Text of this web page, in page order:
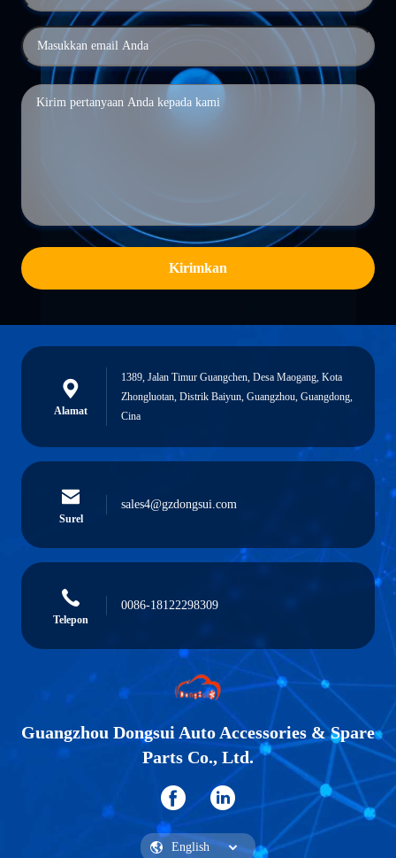
Kirimkan
Alamat
1389, Jalan Timur Guangchen, Desa Maogang, Kota
Zhongluotan, Distrik Baiyun, Guangzhou, Guangdong,
Cina
Surel
sales4@gzdongsui.com
Telepon
0086-18122298309
Guangzhou Dongsui Auto Accessories & Spare
Parts Co., Ltd.